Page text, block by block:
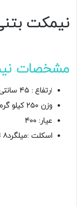
نیمکت
مشخصات
ارتفاع : 45 سانتی متر
وزن 250 کیلو گرم
عیار: 400
اسکلت :میلگرد8 تسمه25*5